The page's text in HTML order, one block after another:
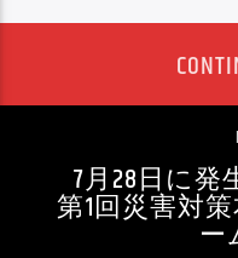
7月28日に
第1回災害対
ー